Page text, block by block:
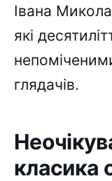
Івана
які
глядачів.
класика